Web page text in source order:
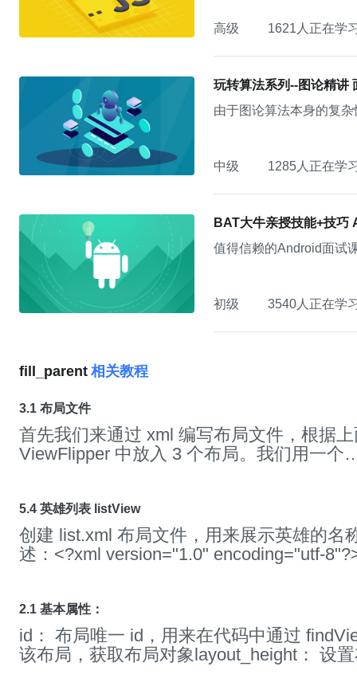
高级 1621人正在学
玩转算法系列--图论精讲
由于图论算法本身的复
中级 1285人正在学
BAT大牛亲授技能+技
值得信赖的Android面试
初级 3540人正在学
fill_parent 相关教程
3.1 布局文件
首先我们来通过 xml 编写布局文件，根据
ViewFlipper 中放入 3 个布局。我们用一个
如下：<?xml version="1.0" encoding="utf-
<RelativeLayout
xmlns:android="http://
xmlns:tools="http://schemas.android.com/
android:layout_height="match_parent"
tools:showIn="@layout/activity_main"> <ViewFlipper
android:id="@+id/view_flipper"
android:layout_width="fill_parent"
5.4 英雄列表 listView
创建 list.xml 布局文件，用来展示英雄的名
述：<?xml version="1.0" encoding="utf-
android:layout_width="
android:layout_height="wrap_content"
android:orientation="horizontal" android:padding="5dp">
<TextView android:id="@+id/name"
2.1 基本属性：
id： 布局唯一 id，用来在代码中通过
该布局，获取布局对象layout_height： 设